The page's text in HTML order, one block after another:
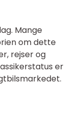
Mange
om dette
rejser og
er